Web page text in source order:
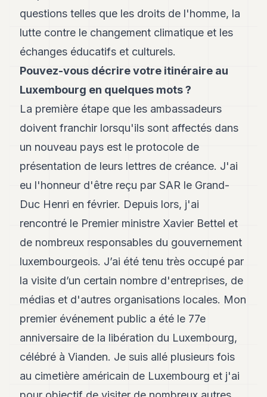
13
Andy
Andy
11
10
Andy
9
Andy
Andy
6
Andy
5
Andy
TECH
DE
VIVRE
ARTS
questions telles que les droits de l'homme, la
lutte contre le changement climatique et les
échanges éducatifs et culturels.
Pouvez-vous décrire votre itinéraire au
Luxembourg en quelques mots ?
La première étape que les ambassadeurs
doivent franchir lorsqu'ils sont affectés dans
un nouveau pays est le protocole de
présentation de leurs lettres de créance. J'ai
eu l'honneur d'être reçu par SAR le Grand-
Duc Henri en février. Depuis lors, j'ai
rencontré le Premier ministre Xavier Bettel et
de nombreux responsables du gouvernement
luxembourgeois. J’ai été tenu très occupé par
la visite d’un certain nombre d'entreprises, de
médias et d'autres organisations locales. Mon
premier événement public a été le 77e
anniversaire de la libération du Luxembourg,
célébré à Vianden. Je suis allé plusieurs fois
au cimetière américain de Luxembourg et j'ai